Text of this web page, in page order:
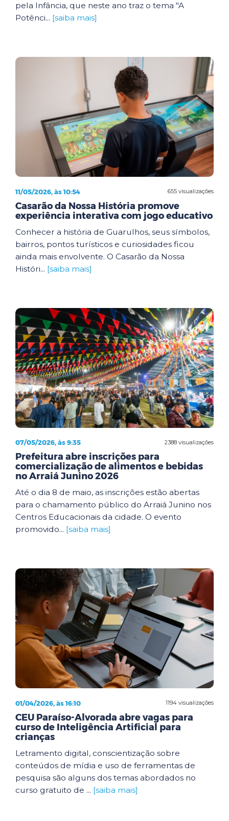
pela Infância, que neste ano traz o tema "A
Potênci... [saiba mais]
655 visualizações
11/05/2026, às 10:54
Casarão da Nossa História promove
experiência interativa com jogo educativo
Conhecer a história de Guarulhos, seus símbolos,
bairros, pontos turísticos e curiosidades ficou
ainda mais envolvente. O Casarão da Nossa
Históri... [saiba mais]
2388 visualizações
07/05/2026, às 9:35
Prefeitura abre inscrições para
comercialização de alimentos e bebidas
no Arraiá Junino 2026
Até o dia 8 de maio, as inscrições estão abertas
para o chamamento público do Arraiá Junino nos
Centros Educacionais da cidade. O evento
promovido... [saiba mais]
1194 visualizações
01/04/2026, às 16:10
CEU Paraíso-Alvorada abre vagas para
curso de Inteligência Artificial para
crianças
Letramento digital, conscientização sobre
conteúdos de mídia e uso de ferramentas de
pesquisa são alguns dos temas abordados no
curso gratuito de ... [saiba mais]